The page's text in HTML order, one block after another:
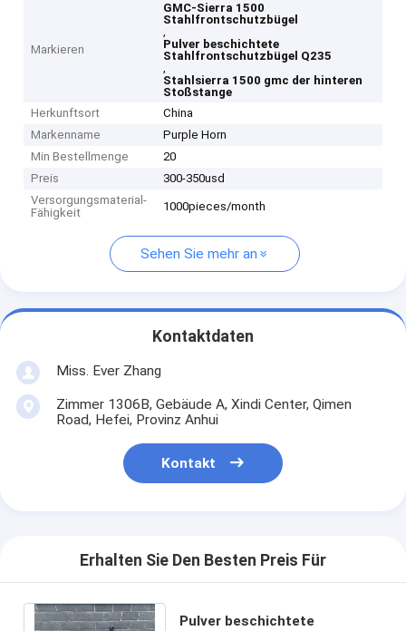
Markieren
GMC-Sierra 1500
Stahlfrontschutzbügel
,
Pulver beschichtete
Stahlfrontschutzbügel Q235
,
Stahlsierra 1500 gmc der hinteren
Stoßstange
Herkunftsort
China
Markenname
Purple Horn
Min Bestellmenge
20
Preis
300-350usd
Versorgungsmaterial-
Fähigkeit
1000pieces/month
Sehen Sie mehr an
Kontaktdaten
Miss. Ever Zhang
Zimmer 1306B, Gebäude A, Xindi Center, Qimen
Road, Hefei, Provinz Anhui
Kontakt
Erhalten Sie Den Besten Preis Für
Pulver beschichtete